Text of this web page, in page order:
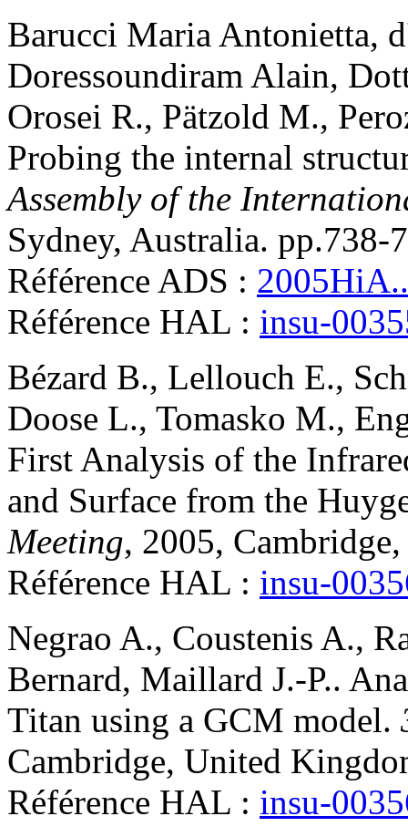
Barucci Maria Antonietta,
Doressoundiram Alain,
Orosei R., Pätzold M.,
Probing the internal
Assembly of the
Sydney, Australia. pp.738-
Référence ADS :
Référence HAL : insu-
Bézard B., Lellouch E.,
Doose L., Tomasko M.,
First Analysis of the
and Surface from the
Meeting, 2005,
Référence HAL : insu-
Negrao A., Coustenis A.,
Bernard, Maillard J.-P..
Titan using a GCM model.
Cambridge, United
Référence HAL : insu-